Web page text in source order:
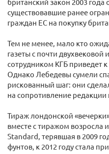
существовавшие ранее
граждан ЕС на покупку
Тем не менее, мало кто
газеты с почти
сотрудником КГБ приведет
Однако Лебедевы сумели
рискованный шаг: они
на сопротивление редакции
Тираж лондонской
вместе с тиражом возросла
Standard, терявшая в 2009
фунтов, к 2012 году стала